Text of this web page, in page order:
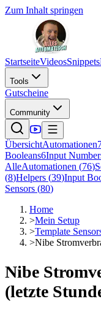
Zum Inhalt springen
StartseiteVideosSnippets
Tools
Gutscheine
Community
ÜbersichtAutomationen
Booleans6Input
AlleAutomationen (76)
(8)Helpers (39)Input
Sensors (80)
Home
>Mein Setup
>Template
>Nibe
Nibe
(letzte